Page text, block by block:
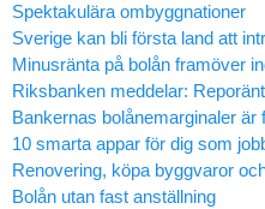
Spektakulära ombyggnationer
Sverige kan bli första land att
Minusränta på bolån framöver
Riksbanken meddelar:
Bankernas bolånemarginaler är
10 smarta appar för dig som
Renovering, köpa byggvaror
Bolån utan fast anställning